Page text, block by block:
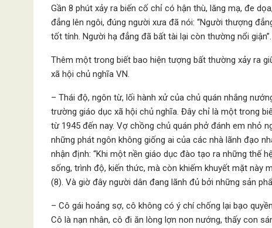
Gần 8 phút xảy ra biến cố chỉ có hận thù, lăng mạ, đe
đẳng lên ngôi, đúng người xưa đã nói: “Người thượng
tốt tính. Người hạ đẳng đã bất tài lại còn thường nổi giận”.
Thêm một trong biết bao hiện tượng bất thường xảy ra
xã hội chủ nghĩa VN.
– Thái độ, ngôn từ, lối hành xử của chủ quán nhắng
trường giáo dục xã hội chủ nghĩa. Đây chỉ là một trong
từ 1945 đến nay. Vợ chồng chủ quán phở đánh em nhỏ
những phát ngôn không giống ai của các nhà lãnh đạo
nhận định: “Khi một nền giáo dục đào tạo ra những thế
sống, trình độ, kiến thức, mà còn khiếm khuyết mặt này
(8). Và giờ đây người dân đang lãnh đủ bởi những sản
– Cô gái hoảng sợ, cô không có ý chí chống lại bạo
Cô là nạn nhân, cô đi ăn lòng lợn non nướng, thấy con